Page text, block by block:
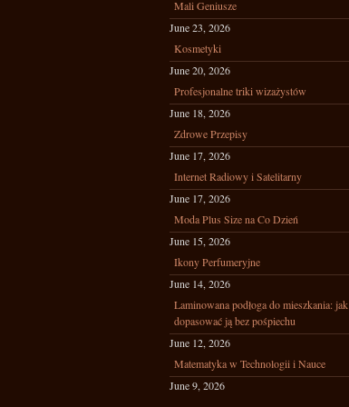
Mali Geniusze
June 23, 2026
Kosmetyki
June 20, 2026
Profesjonalne triki wizażystów
June 18, 2026
Zdrowe Przepisy
June 17, 2026
Internet Radiowy i Satelitarny
June 17, 2026
Moda Plus Size na Co Dzień
June 15, 2026
Ikony Perfumeryjne
June 14, 2026
Laminowana podłoga do mieszkania: jak
dopasować ją bez pośpiechu
June 12, 2026
Matematyka w Technologii i Nauce
June 9, 2026